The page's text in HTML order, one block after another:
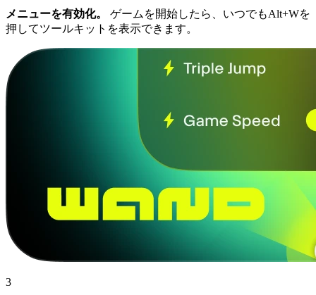
メニューを有効化。
ゲームを開始したら、いつでもAlt+Wを
押してツールキットを表示できます。
3